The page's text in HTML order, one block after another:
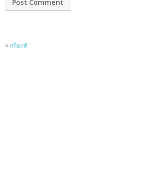
« നീലന്‍